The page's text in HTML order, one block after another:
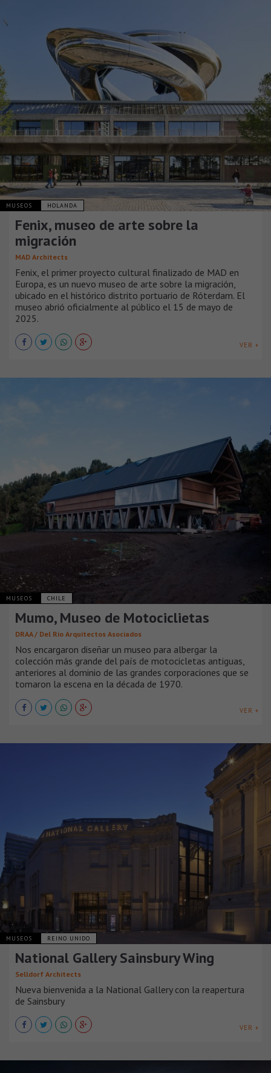
MUSEOS HOLANDA
Fenix, museo de arte sobre la
migración
MAD Architects
Fenix, el primer proyecto cultural finalizado de MAD en
Europa, es un nuevo museo de arte sobre la migración,
ubicado en el histórico distrito portuario de Róterdam. El
museo abrió oficialmente al público el 15 de mayo de
2025.
VER +
MUSEOS CHILE
Mumo, Museo de Motociclietas
DRAA / Del Rio Arquitectos Asociados
Nos encargaron diseñar un museo para albergar la
colección más grande del país de motocicletas antiguas,
anteriores al dominio de las grandes corporaciones que se
tomaron la escena en la década de 1970.
VER +
MUSEOS REINO UNIDO
National Gallery Sainsbury Wing
Selldorf Architects
Nueva bienvenida a la National Gallery con la reapertura
de Sainsbury
VER +